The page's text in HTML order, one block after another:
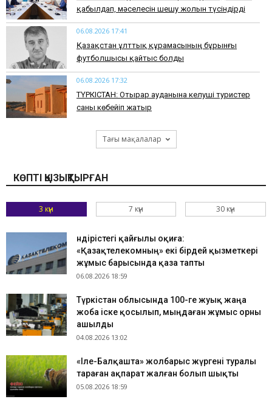
қабылдап, мәселесін шешу жолын түсіндірді
06.08.2026 17:41
Қазақстан ұлттық құрамасының бұрынғы
футболшысы қайтыс болды
06.08.2026 17:32
ТҮРКІСТАН: Отырар ауданына келуші туристер
саны көбейіп жатыр
Тағы мақалалар
КӨПТІ ҚЫЗЫҚТЫРҒАН
3 күн 7 күн 30 күн
Өндірістегі қайғылы оқиға:
«Қазақтелекомның» екі бірдей қызметкері
жұмыс барысында қаза тапты
06.08.2026 18:59
Түркістан облысында 100-ге жуық жаңа
жоба іске қосылып, мыңдаған жұмыс орны
ашылды
04.08.2026 13:02
«Іле-Балқашта» жолбарыс жүргені туралы
тараған ақпарат жалған болып шықты
05.08.2026 18:59